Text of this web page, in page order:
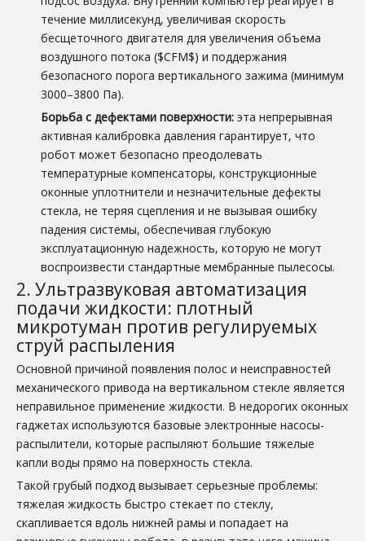
течение миллисекунд, увеличивая скорость
бесщеточного двигателя для увеличения объема
воздушного потока ($CFM$) и поддержания
безопасного порога вертикального зажима (минимум
3000–3800 Па).
Борьба с дефектами поверхности: эта непрерывная
активная калибровка давления гарантирует, что
робот может безопасно преодолевать
температурные компенсаторы, конструкционные
оконные уплотнители и незначительные дефекты
стекла, не теряя сцепления и не вызывая ошибку
падения системы, обеспечивая глубокую
эксплуатационную надежность, которую не могут
воспроизвести стандартные мембранные пылесосы.
2. Ультразвуковая автоматизация
подачи жидкости: плотный
микротуман против регулируемых
струй распыления
Основной причиной появления полос и неисправностей
механического привода на вертикальном стекле является
неправильное применение жидкости. В недорогих оконных
гаджетах используются базовые электронные насосы-
распылители, которые распыляют большие тяжелые
капли воды прямо на поверхность стекла.
Такой грубый подход вызывает серьезные проблемы:
тяжелая жидкость быстро стекает по стеклу,
скапливается вдоль нижней рамы и попадает на